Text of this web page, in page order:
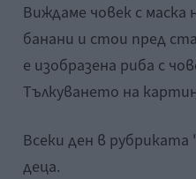
Виждаме човек с
банани и стои пред
е изобразена риба с
Тълкуването на
Всеки ден в
деца.